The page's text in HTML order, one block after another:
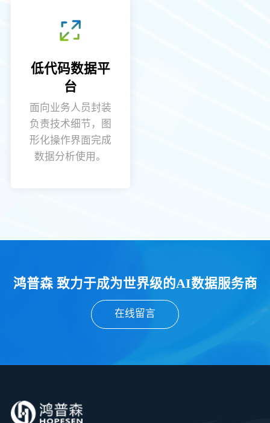
低代码数据平
台
面向业务人员封装
负责技术细节，图
形化操作界面完成
数据分析使用。
鸿普森 致力于成为世界级的AI数据服务商
在线留言